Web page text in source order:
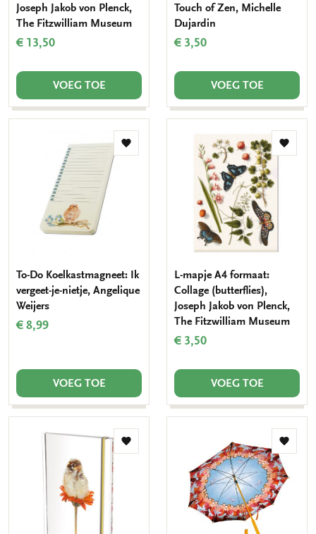
Joseph Jakob von Plenck,
The Fitzwilliam Museum
€ 13,50
VOEG TOE
Touch of Zen, Michelle
Dujardin
€ 3,50
VOEG TOE
Toevoegen
To-Do Koelkastmagneet: Ik
vergeet-je-nietje, Angelique
Weijers
€ 8,99
VOEG TOE
L-mapje A4 formaat:
Collage (butterflies),
Joseph Jakob von Plenck,
The Fitzwilliam Museum
€ 3,50
VOEG TOE
Toevoegen